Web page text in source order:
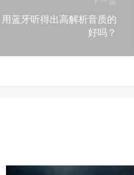
蓝牙听得出高解析音质的
好吗？